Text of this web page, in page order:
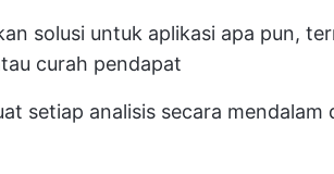
solusi untuk aplikasi apa pun,
curah pendapat
setiap analisis secara